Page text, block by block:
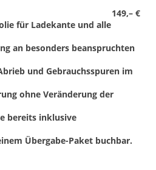
149,– €
für Ladekante und alle
an besonders beanspruchten
und Gebrauchsspuren im
ohne Veränderung der
bereits inklusive
Übergabe-Paket buchbar.